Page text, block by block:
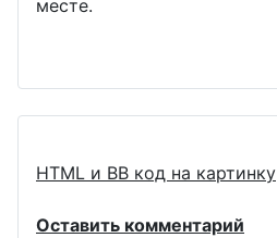
месте.
HTML и BB код на картинку
Оставить комментарий